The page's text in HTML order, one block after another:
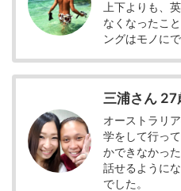
上下よりも、
なくなったこ
ングはモノに
三浦さん 27
オーストラリ
学をして行っ
かできなかっ
話せるように
でした。